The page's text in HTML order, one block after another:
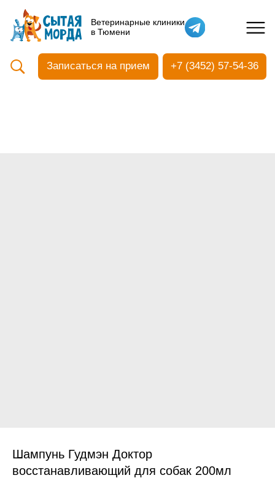
Ветеринарные клиники
в Тюмени
Кастрация собак
Вакцинация
Ультразвуковая чистка зубов
Общий анализ крови
Шампунь Гудмэн Доктор
восстанавливающий для собак 200мл